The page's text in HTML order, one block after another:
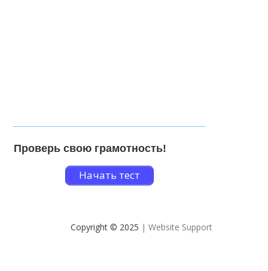
Проверь свою грамотность!
Начать тест
Copyright © 2025 | Website Support